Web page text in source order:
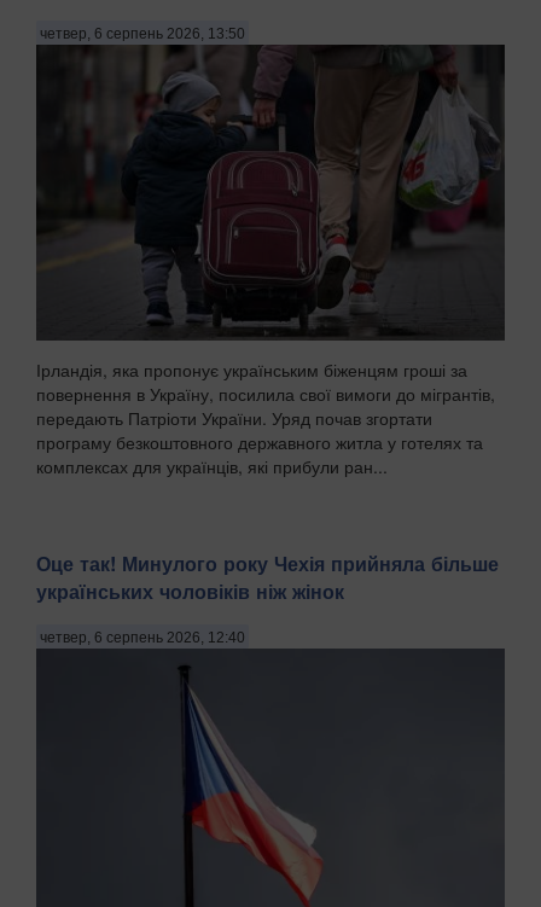
четвер, 6 серпень 2026, 13:50
Ірландія, яка пропонує українським біженцям гроші за
повернення в Україну, посилила свої вимоги до мігрантів,
передають Патріоти України. Уряд почав згортати
програму безкоштовного державного житла у готелях та
комплексах для українців, які прибули ран...
Оце так! Минулого року Чехія прийняла більше
українських чоловіків ніж жінок
четвер, 6 серпень 2026, 12:40